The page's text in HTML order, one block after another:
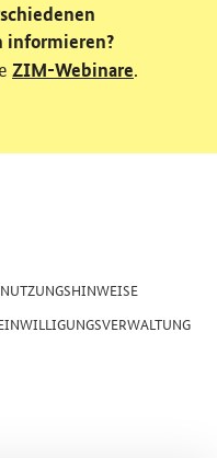
informieren?
ZIM-Webinare.
NUTZUNGSHINWEISE